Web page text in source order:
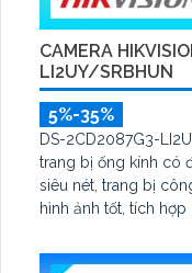
CAMERA
LI2UY/SRBHUN
5%-35%
DS-2CD2087G3-
trang bị ống kính có
siêu nét, trang bị
hình ảnh tốt, tích